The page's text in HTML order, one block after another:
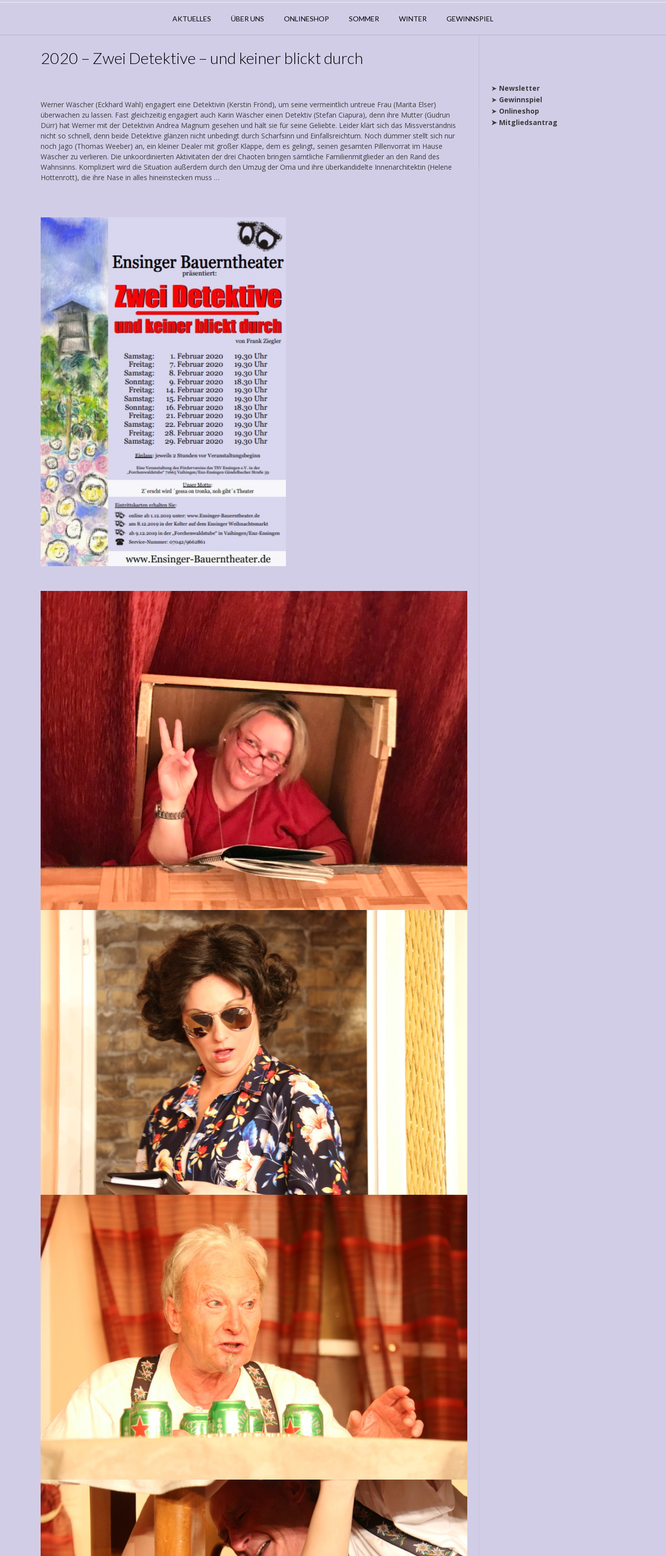
AKTUELLES ÜBER UNS ONLINESHOP SOMMER WINTER GEWINNSPIEL
2020 – Zwei Detektive – und keiner blickt durch
Werner Wäscher (Eckhard Wahl) engagiert eine Detektivin (Kerstin Frönd), um seine vermeintlich untreue Frau (Marita Elser)
überwachen zu lassen. Fast gleichzeitig engagiert auch Karin Wäscher einen Detektiv (Stefan Ciapura), denn ihre Mutter (Gudrun
Dürr) hat Werner mit der Detektivin Andrea Magnum gesehen und hält sie für seine Geliebte. Leider klärt sich das Missverständnis
nicht so schnell, denn beide Detektive glänzen nicht unbedingt durch Scharfsinn und Einfallsreichtum. Noch dümmer stellt sich nur
noch Jago (Thomas Weeber) an, ein kleiner Dealer mit großer Klappe, dem es gelingt, seinen gesamten Pillenvorrat im Hause
Wäscher zu verlieren. Die unkoordinierten Aktivitäten der drei Chaoten bringen sämtliche Familienmitglieder an den Rand des
Wahnsinns. Kompliziert wird die Situation außerdem durch den Umzug der Oma und ihre überkandidelte Innenarchitektin (Helene
Hottenrott), die ihre Nase in alles hineinstecken muss …
➤ Newsletter
➤ Gewinnspiel
➤ Onlineshop
➤ Mitgliedsantrag